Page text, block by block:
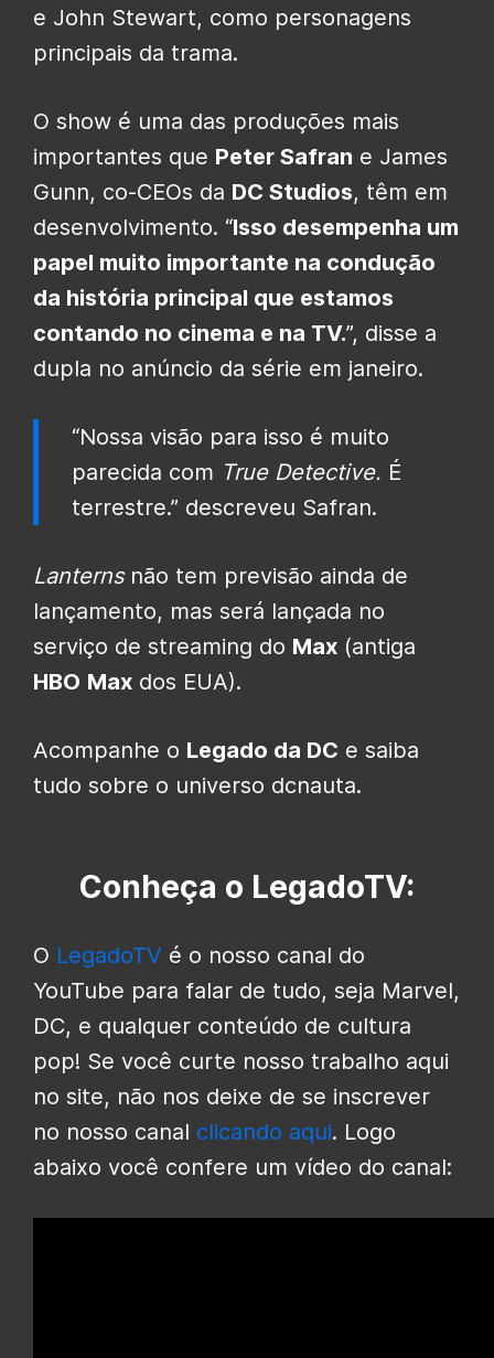
e John Stewart, como personagens
principais da trama.
O show é uma das produções mais
importantes que Peter Safran e James
Gunn, co-CEOs da DC Studios, têm em
desenvolvimento. “Isso desempenha um
papel muito importante na condução
da história principal que estamos
contando no cinema e na TV.”, disse a
dupla no anúncio da série em janeiro.
“Nossa visão para isso é muito
parecida com True Detective. É
terrestre.” descreveu Safran.
Lanternsnão tem previsão ainda de
lançamento, mas será lançada no
serviço de streaming do Max (antiga
HBO Max dos EUA).
Acompanhe o Legado da DC e saiba
tudo sobre o universo dcnauta.
Conheça o LegadoTV:
O LegadoTV é o nosso canal do
YouTube para falar de tudo, seja Marvel,
DC, e qualquer conteúdo de cultura
pop! Se você curte nosso trabalho aqui
no site, não nos deixe de se inscrever
no nosso canal clicando aqui. Logo
abaixo você confere um vídeo do canal: